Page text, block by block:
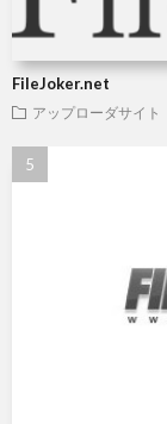
FileJoker.net
アップローダサイト